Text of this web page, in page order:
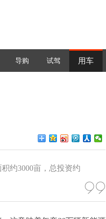
导购 试驾 用车
约3000亩，总投资约